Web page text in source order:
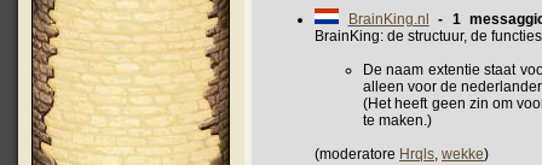
BrainKing.nl
- 1
BrainKing: de structuur, de
De naam extentie staat
alleen voor de
(Het heeft geen zin om
te maken.)
(moderatore Hrqls, wekke)